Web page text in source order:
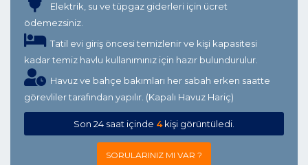
Elektrik, su ve tüpgaz giderleri için ücret
ödemezsiniz.
Tatil evi giriş öncesi temizlenir ve kişi kapasitesi
kadar temiz havlu kullanımınız için hazır bulundurulur.
Havuz ve bahçe bakımları her sabah erken saatte
görevliler tarafından yapılır. (Kapalı Havuz Hariç)
Son 24 saat içinde 4kişi görüntüledi.
SORULARINIZ MI VAR ?